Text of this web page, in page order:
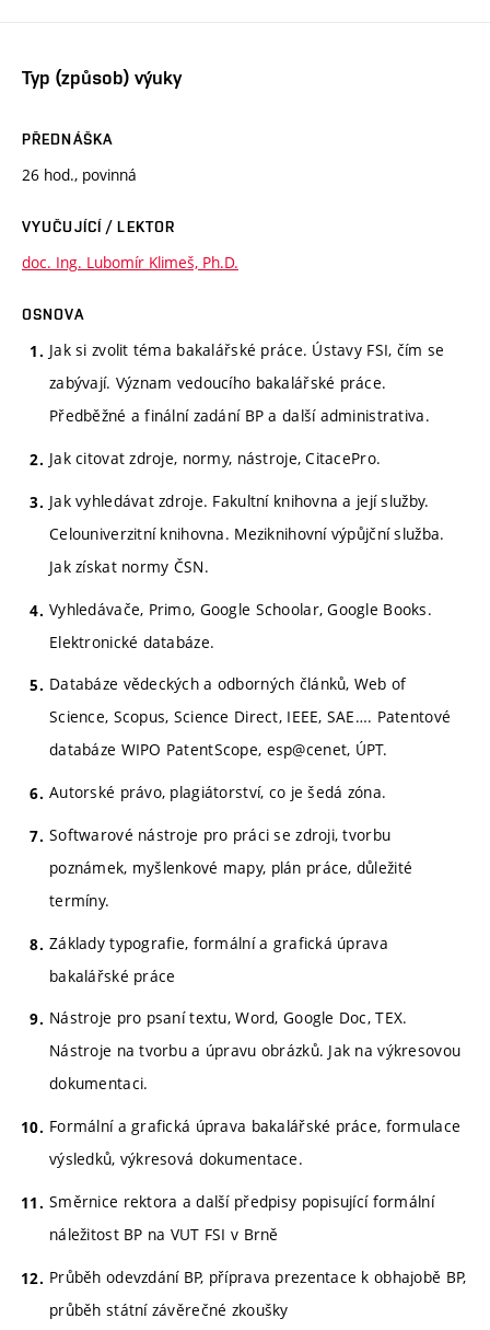
Typ (způsob) výuky
PŘEDNÁŠKA
26 hod., povinná
VYUČUJÍCÍ / LEKTOR
doc. Ing. Lubomír Klimeš, Ph.D.
OSNOVA
Jak si zvolit téma bakalářské práce. Ústavy FSI, čím se
zabývají. Význam vedoucího bakalářské práce.
Předběžné a finální zadání BP a další administrativa.
Jak citovat zdroje, normy, nástroje, CitacePro.
Jak vyhledávat zdroje. Fakultní knihovna a její služby.
Celouniverzitní knihovna. Meziknihovní výpůjční služba.
Jak získat normy ČSN.
Vyhledávače, Primo, Google Schoolar, Google Books.
Elektronické databáze.
Databáze vědeckých a odborných článků, Web of
Science, Scopus, Science Direct, IEEE, SAE…. Patentové
databáze WIPO PatentScope, esp@cenet, ÚPT.
Autorské právo, plagiátorství, co je šedá zóna.
Softwarové nástroje pro práci se zdroji, tvorbu
poznámek, myšlenkové mapy, plán práce, důležité
termíny.
Základy typografie, formální a grafická úprava
bakalářské práce
Nástroje pro psaní textu, Word, Google Doc, TEX.
Nástroje na tvorbu a úpravu obrázků. Jak na výkresovou
dokumentaci.
Formální a grafická úprava bakalářské práce, formulace
výsledků, výkresová dokumentace.
Směrnice rektora a další předpisy popisující formální
náležitost BP na VUT FSI v Brně
Průběh odevzdání BP, příprava prezentace k obhajobě BP,
průběh státní závěrečné zkoušky